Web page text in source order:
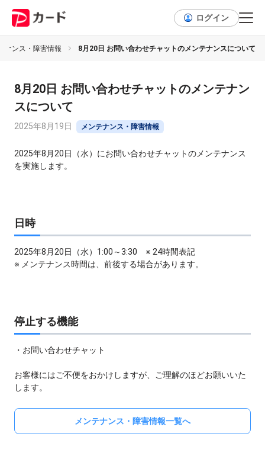
ログイン
ナンス・障害情報 8月20日 お問い合わせチャットのメンテナンスについて
8月20日 お問い合わせチャットのメンテナン
スについて
2025年8月19日 メンテナンス・障害情報
2025年8月20日（水）にお問い合わせチャットのメンテナンス
を実施します。
日時
2025年8月20日（水）1:00～3:30 ※ 24時間表記
※ メンテナンス時間は、前後する場合があります。
停止する機能
・お問い合わせチャット
お客様にはご不便をおかけしますが、ご理解のほどお願いいた
します。
メンテナンス・障害情報一覧へ